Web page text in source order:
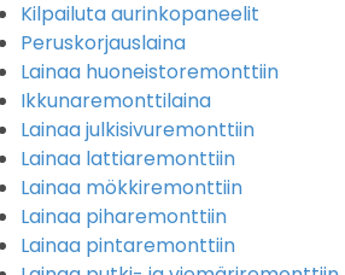
Kilpailuta aurinkopaneelit
Peruskorjauslaina
Lainaa huoneistoremonttiin
Ikkunaremonttilaina
Lainaa julkisivuremonttiin
Lainaa lattiaremonttiin
Lainaa mökkiremonttiin
Lainaa piharemonttiin
Lainaa pintaremonttiin